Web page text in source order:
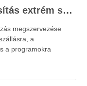
Utasbiztosítás extrém sportokra és krónikus betegségek esetén: mire figyelj utazás előtt?
megszervezése
a
a programokra